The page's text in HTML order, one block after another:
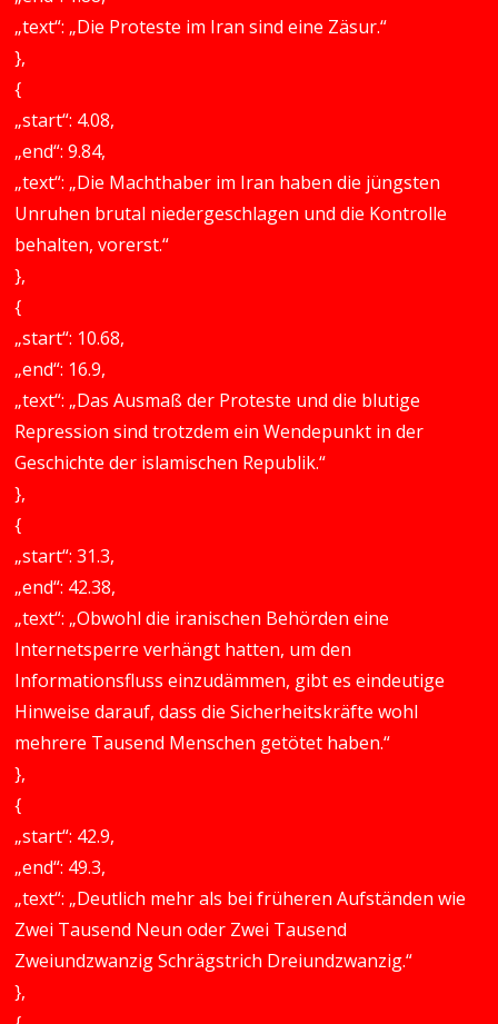
„text“: „Die Proteste im Iran sind eine Zäsur.“
},
{
„start“: 4.08,
„end“: 9.84,
„text“: „Die Machthaber im Iran haben die jüngsten
Unruhen brutal niedergeschlagen und die Kontrolle
behalten, vorerst.“
},
{
„start“: 10.68,
„end“: 16.9,
„text“: „Das Ausmaß der Proteste und die blutige
Repression sind trotzdem ein Wendepunkt in der
Geschichte der islamischen Republik.“
},
{
„start“: 31.3,
„end“: 42.38,
„text“: „Obwohl die iranischen Behörden eine
Internetsperre verhängt hatten, um den
Informationsfluss einzudämmen, gibt es eindeutige
Hinweise darauf, dass die Sicherheitskräfte wohl
mehrere Tausend Menschen getötet haben.“
},
{
„start“: 42.9,
„end“: 49.3,
„text“: „Deutlich mehr als bei früheren Aufständen wie
Zwei Tausend Neun oder Zwei Tausend
Zweiundzwanzig Schrägstrich Dreiundzwanzig.“
},